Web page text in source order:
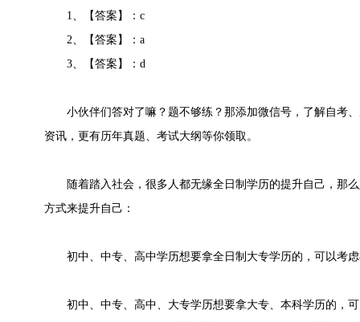
1、【答案】：c
2、【答案】：a
3、【答案】：d
小伙伴们答对了嘛？题不够练？那添加微信号，了解自考、
资讯，更有历年真题、考试大纲等你领取。
随着踏入社会，很多人都无缘全日制学历的提升自己，那
方式来提升自己：
初中、中专、高中学历想要拿全日制大专学历的，可以考虑
初中、中专、高中、大专学历想要拿大专、本科学历的，可